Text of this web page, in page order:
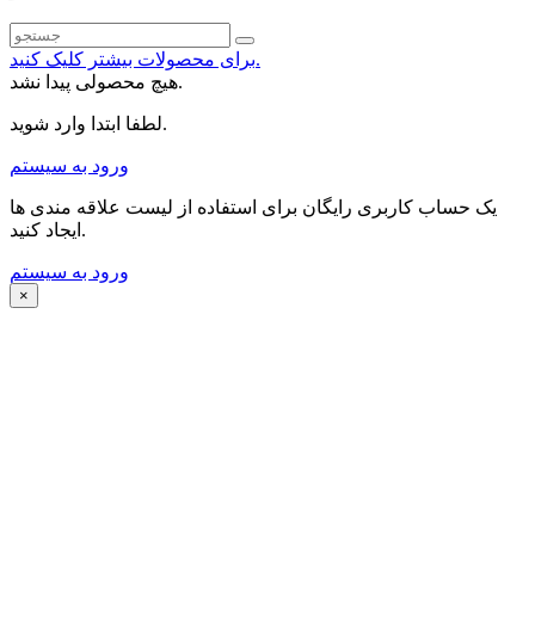
برای محصولات بیشتر کلیک کنید.
هیچ محصولی پیدا نشد.
لطفا ابتدا وارد شوید.
ورود به سیستم
یک حساب کاربری رایگان برای استفاده از لیست علاقه مندی ها
ایجاد کنید.
ورود به سیستم
×